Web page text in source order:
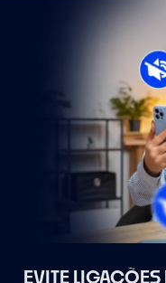
EVITE